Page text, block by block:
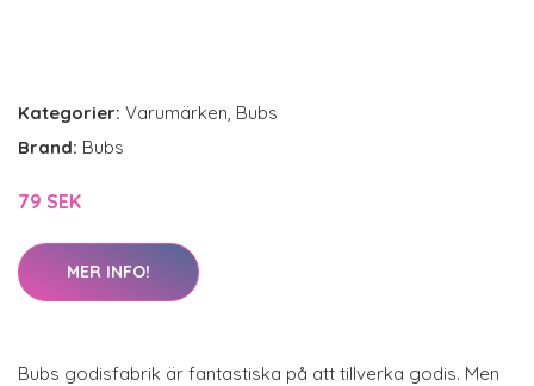
Kategorier: Varumärken, Bubs
Brand: Bubs
79 SEK
MER INFO!
Bubs godisfabrik är fantastiska på att tillverka godis. Men